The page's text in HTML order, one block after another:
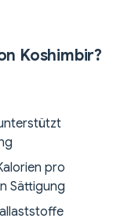
Koshimbir?
pro
Sättigung